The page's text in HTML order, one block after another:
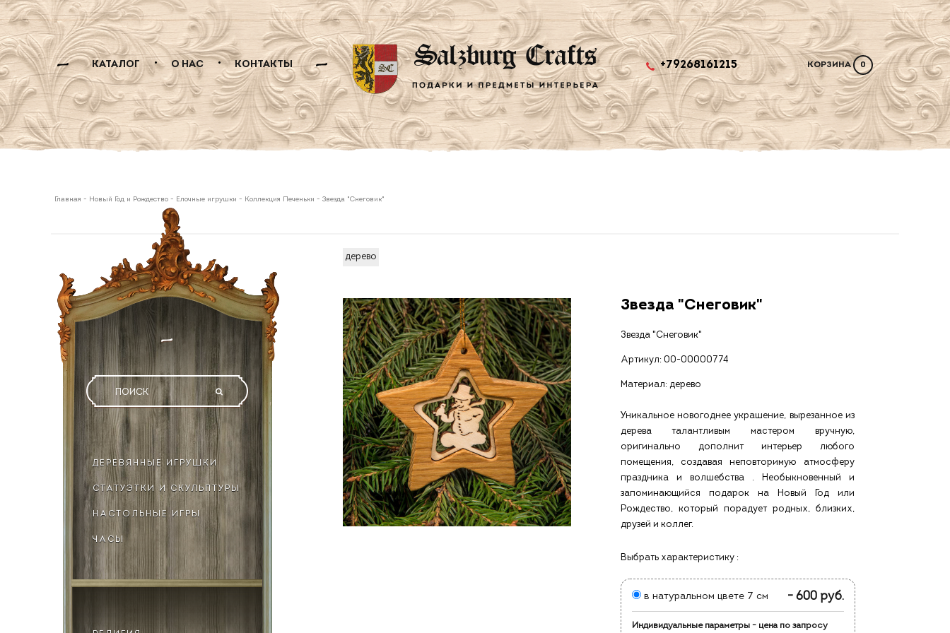
КАТАЛОГ О НАС КОНТАКТЫ +79268161215 КОРЗИНА 0
Главная - Новый Год и Рождество - Елочные игрушки - Коллекция Печеньки - Звезда "Снеговик"
ДЕРЕВЯННЫЕ ИГРУШКИ
СТАТУЭТКИ И СКУЛЬПТУРЫ
НАСТОЛЬНЫЕ ИГРЫ
ЧАСЫ
дерево
Звезда "Снеговик"
Звезда "Снеговик"
Артикул: 00-00000774
Материал: дерево
Уникальное новогоднее украшение, вырезанное из
дерева талантливым мастером вручную,
оригинально дополнит интерьер любого
помещения, создавая неповторимую атмосферу
праздника и волшебства . Необыкновенный и
запоминающийся подарок на Новый Год или
Рождество, который порадует родных, близких,
друзей и коллег.
Выбрать характеристику :
в натуральном цвете 7 см - 600 руб.
Индивидуальные параметры - цена по запросу